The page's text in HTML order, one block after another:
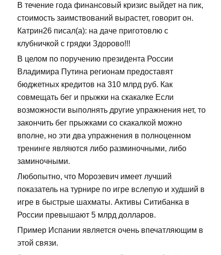
В течение года финансовый кризис выйдет на пик,
стоимость заимствований вырастет, говорит он.
Катрин26 писал(а): на даче приготовлю с
клубничкой с грядки Здорово!!!
В целом по поручению президента России
Владимира Путина регионам предоставят
бюджетных кредитов на 310 млрд руб. Как
совмещать бег и прыжки на скакалке Если
возможности выполнять другие упражнения нет, то
закончить бег прыжками со скакалкой можно
вполне, но эти два упражнения в полноценном
тренинге являются либо разминочными, либо
заминочными.
Любопытно, что Морозевич имеет лучший
показатель на турнире по игре вслепую и худший в
игре в быстрые шахматы. Активы Ситибанка в
России превышают 5 млрд долларов.
Пример Испании является очень впечатляющим в
этой связи.